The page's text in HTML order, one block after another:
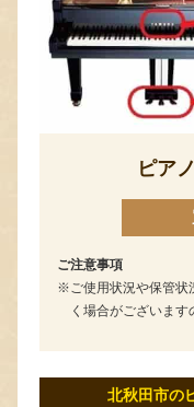
ピア
ご注意事項
ご使用状況や保管
く場合がございます
北秋田市の